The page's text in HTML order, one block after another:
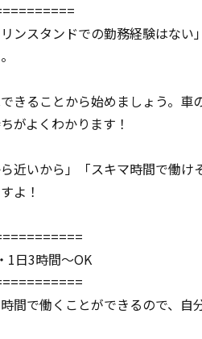
リンスタンドでの勤務経験はな
きることから始めましょう。
がよくわかります！
ら近いから」「スキマ時間で働
よ！
1日3時間～OK
間で働くことができるので、自